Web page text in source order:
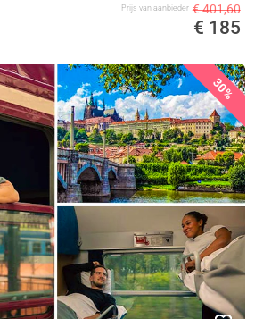
Prijs van aanbieder € 401,60
€ 185
30%